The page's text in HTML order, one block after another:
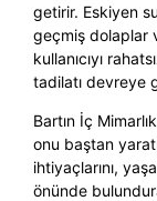
getirir. Eskiyen
geçmiş dolaplar
kullanıcıyı
tadilatı devreye
Bartın İç
onu baştan
ihtiyaçlarını,
önünde